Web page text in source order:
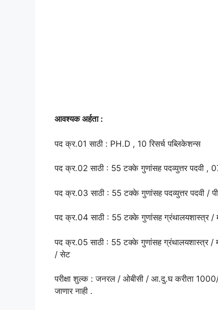
आवश्यक अर्हता :
पद क्र.01 साठी : PH.D , 10 रिसर्च पब्लिकेशन्स
पद क्र.02 साठी : 55 टक्के गुणांसह पदव्युत्तर पदवी ,
पद क्र.03 साठी : 55 टक्के गुणांसह पदव्युत्तर पदवी /
पद क्र.04 साठी : 55 टक्के गुणांसह ग्रंथालयशास्त्र /
पद क्र.05 साठी : 55 टक्के गुणांसह ग्रंथालयशास्त्र /
/ सेट
परीक्षा शुल्क : जनरल / ओबीसी / आ.दु.घ करीता
जाणार नाही .